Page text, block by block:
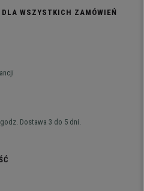
WSZYSTKICH ZAMÓWIEŃ
Dostawa 3 do 5 dni.